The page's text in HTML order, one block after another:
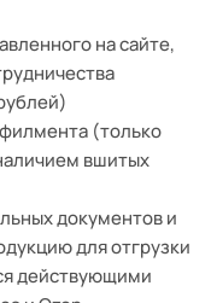
на сайте,
(только
вшитых
документов и
для отгрузки
действующими